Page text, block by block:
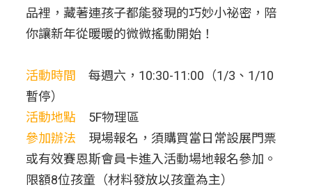
品裡，藏著連孩子都能發現的巧妙小祕密，陪
你讓新年從暖暖的微微搖動開始！
活動時間
每週六，10:30-11:00（1/3、1/10
暫停）
活動地點 5F物理區
參加辦法 現場報名，須購買當日常設展門票
或有效賽恩斯會員卡進入活動場地報名參加。
限額8位孩童（材料發放以孩童為主）